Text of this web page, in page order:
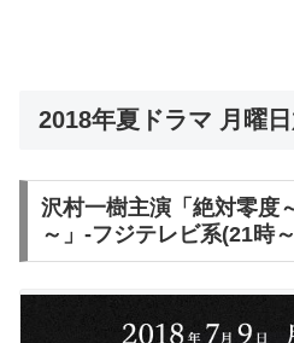
2018年夏ドラマ 月曜
沢村一樹主演「絶対零度
～」-フジテレビ系(21時